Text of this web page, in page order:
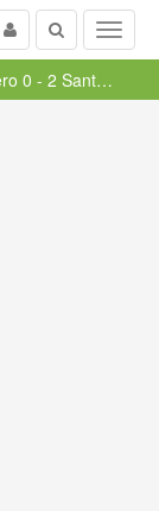
Menu
Buscar
Usuario
CD Obrero 0 - 2 Santa Cruz CF